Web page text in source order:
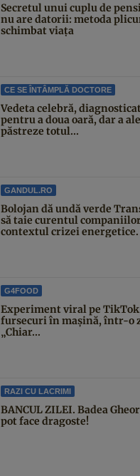
Secretul unui cuplu de
nu are datorii: metoda
schimbat viața
CE SE ÎNTÂMPLĂ DOCTORE
Vedeta celebră,
pentru a doua oară, dar a
păstreze totul...
GANDUL.RO
Bolojan dă undă verde
să taie curentul
contextul crizei energetice.
G4FOOD
Experiment viral pe TikTok.
fursecuri în mașină, într-o
„Chiar...
RAZI CU LACRIMI
BANCUL ZILEI. Badea
pot face dragoste!